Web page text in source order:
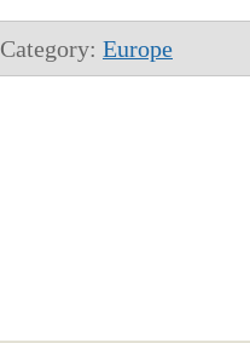
Category: Europe